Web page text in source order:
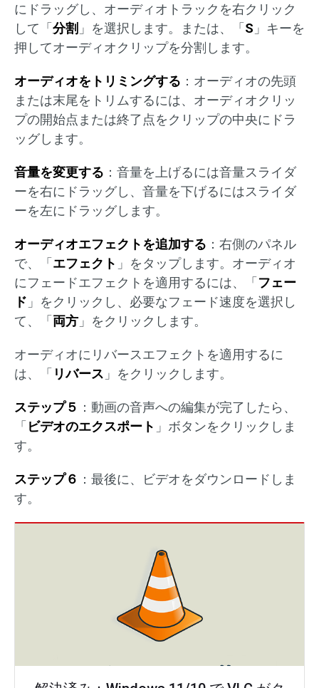
にドラッグし、オーディオトラックを右クリック
して「分割 」を選択します。または、「S 」キーを
押してオーディオクリップを分割します。
オーディオをトリミングする ：オーディオの先頭
または末尾をトリムするには、オーディオクリッ
プの開始点または終了点をクリップの中央にドラ
ッグします。
音量を変更する ：音量を上げるには音量スライダ
ーを右にドラッグし、音量を下げるにはスライダ
ーを左にドラッグします。
オーディオエフェクトを追加する ：右側のパネル
で、「エフェクト 」をタップします。オーディオ
にフェードエフェクトを適用するには、「フェー
ド 」をクリックし、必要なフェード速度を選択し
て、「両方 」をクリックします。
オーディオにリバースエフェクトを適用するに
は、「 リバース 」をクリックします。
ステップ５ ：動画の音声への編集が完了したら、
「ビデオのエクスポート 」ボタンをクリックしま
す。
ステップ６ ：最後に、ビデオをダウンロードしま
す。